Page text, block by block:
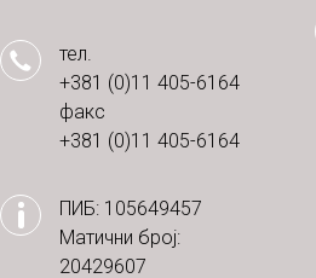
тел.
+381 (0)11 405-6164
факс
+381 (0)11 405-6164
ПИБ: 105649457
Матични број:
20429607